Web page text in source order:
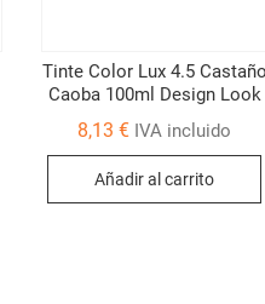
Tinte Color Lux 4.5
Caoba 100ml Design Look
8,13€ IVA incluido
Añadir al carrito